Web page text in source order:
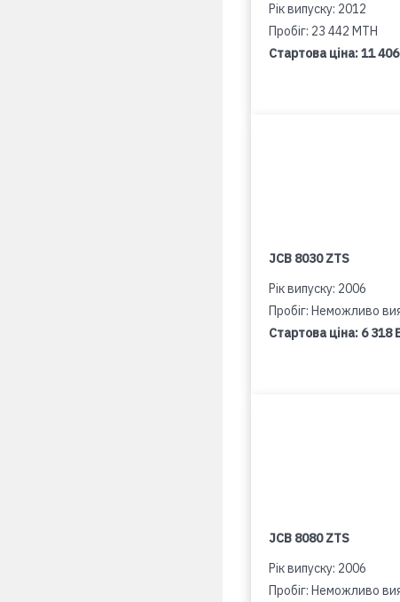
Рік випуску: 2012
Пробіг: 23 442 MTH
Стартова ціна:11
JCB 8030 ZTS
Рік випуску: 2006
Пробіг: Неможливо
Стартова ціна: 6 318
JCB 8080 ZTS
Рік випуску: 2006
Пробіг: Неможливо